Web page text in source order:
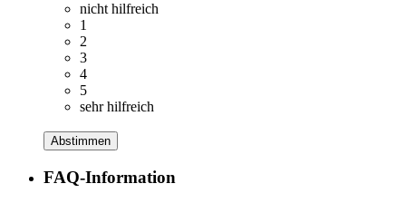
nicht hilfreich
1
2
3
4
5
sehr hilfreich
Abstimmen
FAQ-Information